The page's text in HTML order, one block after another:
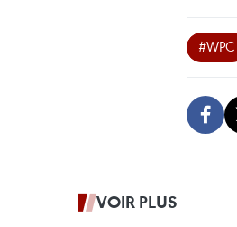
#WPC
VOIR PLUS